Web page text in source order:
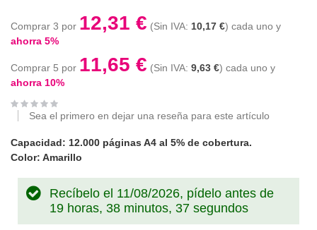
Comprar 3 por 12,31 € 10,17 € cada uno y
ahorra 5%
Comprar 5 por 11,65 € 9,63 € cada uno y
ahorra 10%
Sea el primero en dejar una reseña para este artículo
Capacidad: 12.000 páginas A4 al 5% de cobertura.
Color: Amarillo
Recíbelo el 11/08/2026, pídelo antes de
19 horas, 38 minutos, 37 segundos